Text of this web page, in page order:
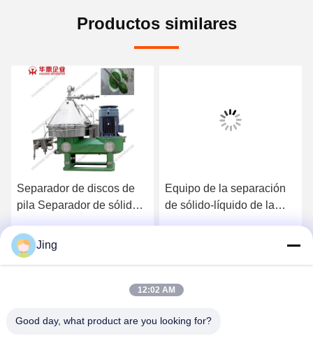
Productos similares
Separador de discos de
pila Separador de sólidos
Equipo de la separación
de sólido-líquido de la
Jing
12:02 AM
Good day, what product are you looking for?